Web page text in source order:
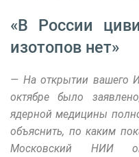
«В России
изотопов нет»
— На открытии вашего
октябре было
ядерной медицины
объяснить, по каким
Московский НИИ